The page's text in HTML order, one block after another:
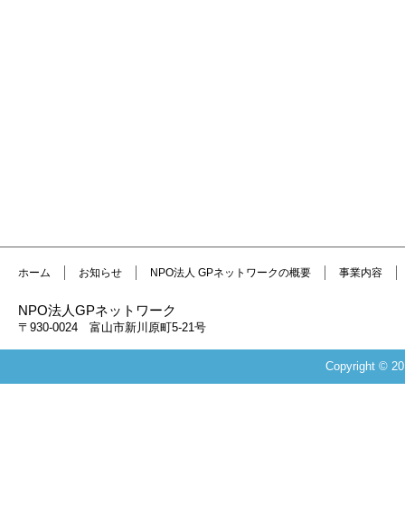
ホーム お知らせ NPO法人 GPネットワークの概要 事業内容
NPO法人GPネットワーク
〒930-0024 富山市新川原町5-21号
Copyright ©